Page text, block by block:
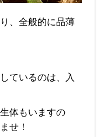
、全般的に品薄
ているのは、入
体もいますの
せ！